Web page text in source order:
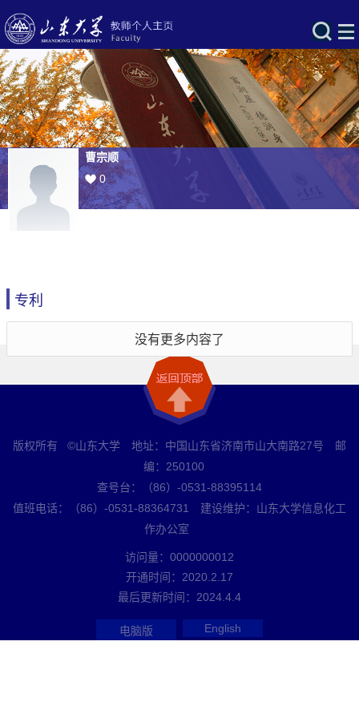
曹宗顺
0
专利
没有更多内容了
版权所有 ©山东大学 地址：中国山东省济南市山大南路27号 邮
编：250100
查号台：（86）-0531-88395114
值班电话：（86）-0531-88364731 建设维护：山东大学信息化工
作办公室
访问量： 0000000012
开通时间： 2020 2 17
最后更新时间： 2024 4 4
电脑版 English